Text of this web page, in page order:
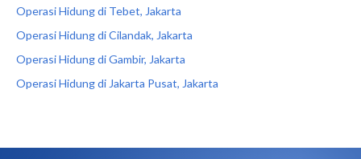
Operasi Hidung di Tebet, Jakarta
Operasi Hidung di Cilandak, Jakarta
Operasi Hidung di Gambir, Jakarta
Operasi Hidung di Jakarta Pusat, Jakarta